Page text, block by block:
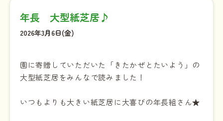
年長 大型紙芝居♪
2026年3月6日(金)
園に寄贈していただいた「きたかぜとたいよう」の
大型紙芝居をみんなで読みました！
いつもよりも大きい紙芝居に大喜びの年長組さん★